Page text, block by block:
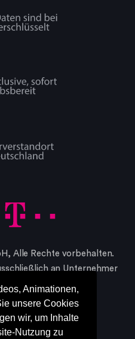
Animationen,
unsere Cookies
wir, um Inhalte
Nutzung zu
Alle Rechte vorbehalten.
an Unternehmer
§14 BGB
gesetzlicher MwSt.